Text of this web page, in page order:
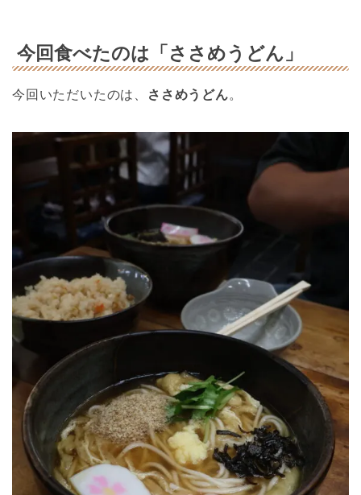
今回食べたのは「ささめうどん」
今回いただいたのは、 ささめうどん。